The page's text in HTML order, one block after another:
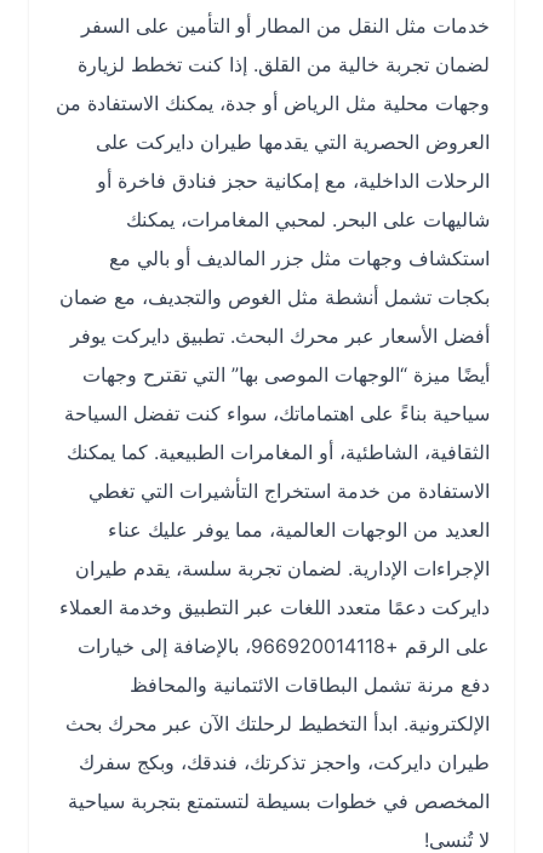
خدمات مثل النقل من المطار أو التأمين على السفر
لضمان تجربة خالية من القلق. إذا كنت تخطط لزيارة
وجهات محلية مثل الرياض أو جدة، يمكنك الاستفادة من
العروض الحصرية التي يقدمها طيران دايركت على
الرحلات الداخلية، مع إمكانية حجز فنادق فاخرة أو
شاليهات على البحر. لمحبي المغامرات، يمكنك
استكشاف وجهات مثل جزر المالديف أو بالي مع
بكجات تشمل أنشطة مثل الغوص والتجديف، مع ضمان
أفضل الأسعار عبر محرك البحث. تطبيق دايركت يوفر
أيضًا ميزة “الوجهات الموصى بها” التي تقترح وجهات
سياحية بناءً على اهتماماتك، سواء كنت تفضل السياحة
الثقافية، الشاطئية، أو المغامرات الطبيعية. كما يمكنك
الاستفادة من خدمة استخراج التأشيرات التي تغطي
العديد من الوجهات العالمية، مما يوفر عليك عناء
الإجراءات الإدارية. لضمان تجربة سلسة، يقدم طيران
دايركت دعمًا متعدد اللغات عبر التطبيق وخدمة العملاء
على الرقم +966920014118، بالإضافة إلى خيارات
دفع مرنة تشمل البطاقات الائتمانية والمحافظ
الإلكترونية. ابدأ التخطيط لرحلتك الآن عبر محرك بحث
طيران دايركت، واحجز تذكرتك، فندقك، وبكج سفرك
المخصص في خطوات بسيطة لتستمتع بتجربة سياحية
لا تُنسى!